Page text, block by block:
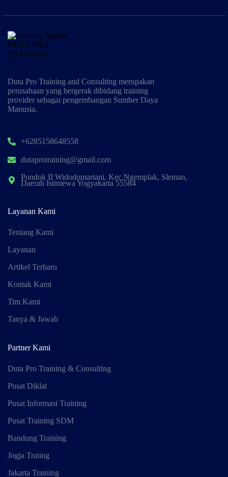
Duta Pro Training and Consulting merupakan
perusahaan yang bergerak dibidang training
provider sebagai pengembangan Sumber Daya
Manusia.
+6285158648558
dutaprotraining@gmail.com
Pondok II Widodomartani, Kec.Ngemplak, Sleman,
Daerah Istimewa Yogyakarta 55584
Layanan Kami
Tentang Kami
Layanan
Artikel Terbaru
Kontak Kami
Tim Kami
Tanya & Jawab
Partner Kami
Duta Pro Training & Consulting
Pusat Diklat
Pusat Informasi Training
Pusat Training SDM
Bandung Training
Jogja Traiing
Jakarta Training